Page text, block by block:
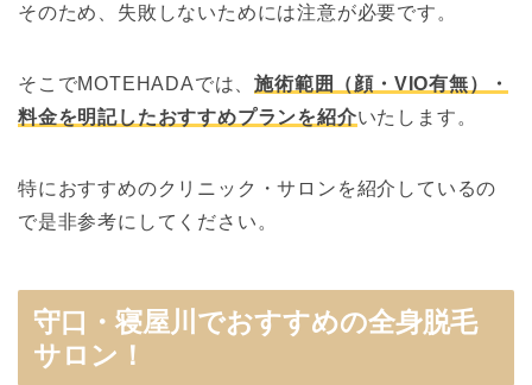
そのため、失敗しないためには注意が必要です。
そこでMOTEHADAでは、施術範囲（顔・VIO有無）・
料金を明記したおすすめプランを紹介いたします。
特におすすめのクリニック・サロンを紹介しているの
で是非参考にしてください。
守口・寝屋川でおすすめの全身脱毛
サロン！